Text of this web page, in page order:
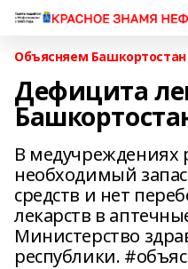
Объясняем Башкортостан
Дефицита
В медучреждениях
необходимый
средств и нет
лекарств в
Министерство
республики.